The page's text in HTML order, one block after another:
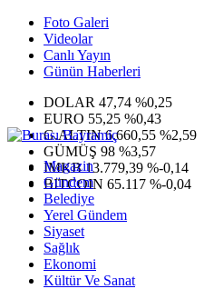
Foto Galeri
Videolar
Canlı Yayın
Günün Haberleri
DOLAR 47,74 %0,25
EURO 55,25 %0,43
G.ALTIN6.660,55 %2,59
GÜMÜŞ 98 %3,57
IMKB13.779,39 %-0,14
BITCOIN 65.117 %-0,04
Magazin
Gündem
Belediye
Yerel Gündem
Siyaset
Sağlık
Ekonomi
Kültür Ve Sanat